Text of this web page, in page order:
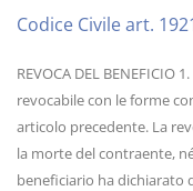
Codice Civile art.
REVOCA DEL BENEFICIO
revocabile con le forme
articolo precedente. La
la morte del contraente,
beneficiario ha dichiarato